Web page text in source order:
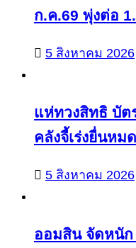
ก.ค.69 พุ่งต่อ
5 สิงหาคม 2026
แห่ทวงสิทธิ บัต
คลังจี้เร่งยื่นหม
5 สิงหาคม 2026
ออมสิน จัดหนัก